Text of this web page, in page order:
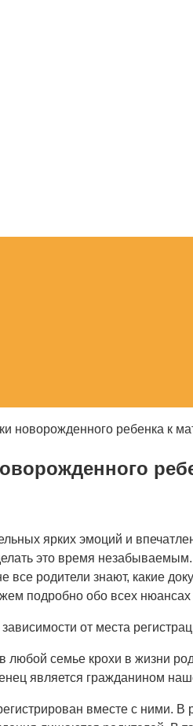
новорожденного ребенка к
ярких эмоций и
это время
родители знают, какие
подробно обо всех
от места
семье крохи в жизни
является гражданином
вместе с ними.